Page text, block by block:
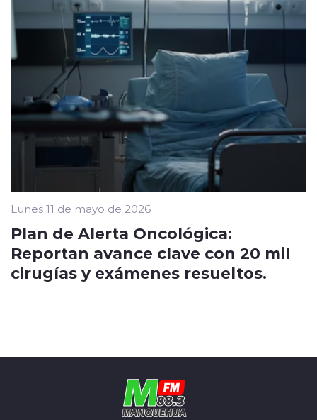
Lunes 11 de mayo de 2026
Plan de Alerta Oncológica:
Reportan avance clave con 20 mil
cirugías y exámenes resueltos.